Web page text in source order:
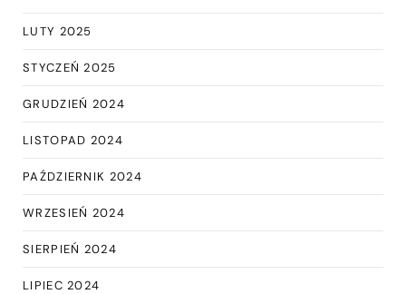
LUTY 2025
STYCZEŃ 2025
GRUDZIEŃ 2024
LISTOPAD 2024
PAŹDZIERNIK 2024
WRZESIEŃ 2024
SIERPIEŃ 2024
LIPIEC 2024